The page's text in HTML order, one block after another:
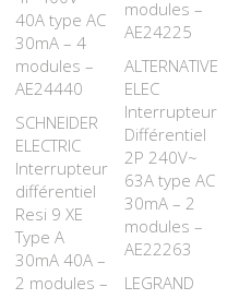
40A type AC
30mA – 4
modules –
AE24440
SCHNEIDER
ELECTRIC
Interrupteur
différentiel
Resi 9 XE
Type A
30mA 40A –
2 modules –
modules –
AE24225
ALTERNATIVE
ELEC
Interrupteur
Différentiel
2P 240V~
63A type AC
30mA – 2
modules –
AE22263
LEGRAND